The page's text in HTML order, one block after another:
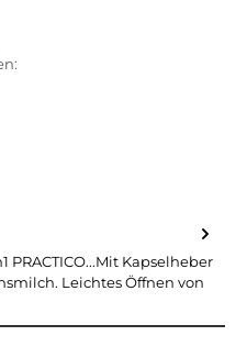
Kapselheber
Leichtes Öffnen von